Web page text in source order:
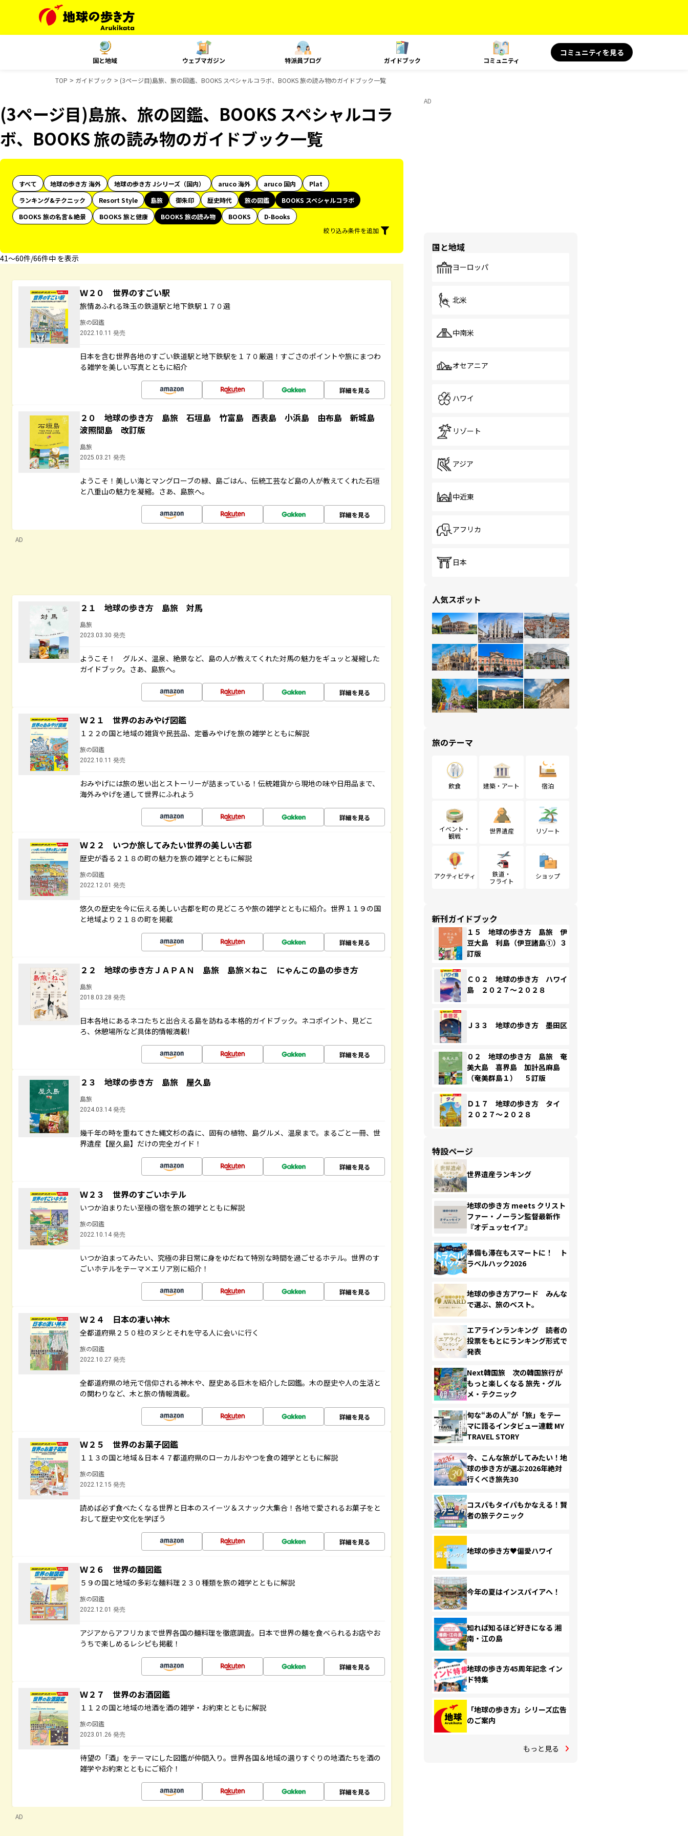
国と地域 ウェブマガジン 特派員ブログ ガイドブック コミュニティ
コミュニティを見る
TOP ガイドブック (3ページ目)島旅、旅の図鑑、BOOKS スペシャルコラボ、BOOKS 旅の読み物のガイドブック一覧
(3ページ目)島旅、旅の図鑑、BOOKS スペシャルコラ
ボ、BOOKS 旅の読み物のガイドブック一覧
すべて 地球の歩き方 海外 地球の歩き方 Jシリーズ（国内） aruco 海外 aruco 国内
Plat
ランキング&テクニック
Resort Style 島旅 御朱印 歴史時代 旅の図鑑
BOOKS スペシャルコラボ
BOOKS 旅の名言＆絶景
BOOKS 旅と健康 BOOKS 旅の読み物 BOOKS
D-Books
絞り込み条件を追加
41〜60件/66件中 を表示
Ｗ２０ 世界のすごい駅
旅情あふれる珠玉の鉄道駅と地下鉄駅１７０選
旅の図鑑
2022.10.11 発売
日本を含む世界各地のすごい鉄道駅と地下鉄駅を１７０厳選！すごさのポイントや旅にまつわ
る雑学を美しい写真とともに紹介
詳細を見る
２０ 地球の歩き方 島旅 石垣島 竹富島 西表島 小浜島 由布島 新城島
波照間島 改訂版
島旅
2025.03.21 発売
ようこそ！美しい海とマングローブの緑、島ごはん、伝統工芸など島の人が教えてくれた石垣
と八重山の魅力を凝縮。さあ、島旅へ。
詳細を見る
AD
２１ 地球の歩き方 島旅 対馬
島旅
2023.03.30 発売
ようこそ！ グルメ、温泉、絶景など、島の人が教えてくれた対馬の魅力をギュッと凝縮した
ガイドブック。さあ、島旅へ。
詳細を見る
Ｗ２１ 世界のおみやげ図鑑
１２２の国と地域の雑貨や民芸品、定番みやげを旅の雑学とともに解説
旅の図鑑
2022.10.11 発売
おみやげには旅の思い出とストーリーが詰まっている！伝統雑貨から現地の味や日用品まで、
海外みやげを通して世界にふれよう
詳細を見る
Ｗ２２ いつか旅してみたい世界の美しい古都
歴史が香る２１８の町の魅力を旅の雑学とともに解説
旅の図鑑
2022.12.01 発売
悠久の歴史を今に伝える美しい古都を町の見どころや旅の雑学とともに紹介。世界１１９の国
と地域より２１８の町を掲載
詳細を見る
２２ 地球の歩き方ＪＡＰＡＮ 島旅 島旅×ねこ にゃんこの島の歩き方
島旅
2018.03.28 発売
日本各地にあるネコたちと出合える島を訪ねる本格的ガイドブック。ネコポイント、見どこ
ろ、休憩場所など具体的情報満載!
詳細を見る
２３ 地球の歩き方 島旅 屋久島
島旅
2024.03.14 発売
幾千年の時を重ねてきた縄文杉の森に、固有の植物、島グルメ、温泉まで。まるごと一冊、世
界遺産【屋久島】だけの完全ガイド！
詳細を見る
Ｗ２３ 世界のすごいホテル
いつか泊まりたい至極の宿を旅の雑学とともに解説
旅の図鑑
2022.10.14 発売
いつか泊まってみたい、究極の非日常に身をゆだねて特別な時間を過ごせるホテル。世界のす
ごいホテルをテーマ×エリア別に紹介！
詳細を見る
Ｗ２４ 日本の凄い神木
全都道府県２５０柱のヌシとそれを守る人に会いに行く
旅の図鑑
2022.10.27 発売
全都道府県の地元で信仰される神木や、歴史ある巨木を紹介した図鑑。木の歴史や人の生活と
の関わりなど、木と旅の情報満載。
詳細を見る
Ｗ２５ 世界のお菓子図鑑
１１３の国と地域＆日本４７都道府県のローカルおやつを食の雑学とともに解説
旅の図鑑
2022.12.15 発売
読めば必ず食べたくなる世界と日本のスイーツ＆スナック大集合！各地で愛されるお菓子をと
おして歴史や文化を学ぼう
詳細を見る
Ｗ２６ 世界の麺図鑑
５９の国と地域の多彩な麺料理２３０種類を旅の雑学とともに解説
旅の図鑑
2022.12.01 発売
アジアからアフリカまで世界各国の麺料理を徹底調査。日本で世界の麺を食べられるお店やお
うちで楽しめるレシピも掲載！
詳細を見る
Ｗ２７ 世界のお酒図鑑
１１２の国と地域の地酒を酒の雑学・お約束とともに解説
旅の図鑑
2023.01.26 発売
待望の「酒」をテーマにした図鑑が仲間入り。世界各国＆地域の選りすぐりの地酒たちを酒の
雑学やお約束とともにご紹介！
詳細を見る
AD
AD
国と地域
ヨーロッパ
北米
中南米
オセアニア
ハワイ
リゾート
アジア
中近東
アフリカ
日本
人気スポット
旅のテーマ
飲食 建築・アート 宿泊
イベント・
観戦
世界遺産 リゾート
アクティビティ
鉄道・
フライト
ショップ
新刊ガイドブック
１５ 地球の歩き方 島旅 伊
豆大島 利島（伊豆諸島①）３
訂版
Ｃ０２ 地球の歩き方 ハワイ
島 ２０２７～２０２８
Ｊ３３ 地球の歩き方 墨田区
０２ 地球の歩き方 島旅 奄
美大島 喜界島 加計呂麻島
（奄美群島１） ５訂版
Ｄ１７ 地球の歩き方 タイ
２０２７～２０２８
特設ページ
世界遺産ランキング
地球の歩き方 meets クリスト
ファー・ノーラン監督最新作
『オデュッセイア』
準備も滞在もスマートに！ ト
ラベルハック2026
地球の歩き方アワード みんな
で選ぶ、旅のベスト。
エアラインランキング 読者の
投票をもとにランキング形式で
発表
Next韓国旅 次の韓国旅行が
もっと楽しくなる 旅先・グル
メ・テクニック
旬な“あの人”が「旅」をテー
マに語るインタビュー連載 MY
TRAVEL STORY
今、こんな旅がしてみたい！地
球の歩き方が選ぶ2026年絶対
行くべき旅先30
コスパもタイパもかなえる！賢
者の旅テクニック
地球の歩き方♥偏愛ハワイ
今年の夏はインスパイアへ！
知れば知るほど好きになる 湘
南・江の島
地球の歩き方45周年記念 イン
ド特集
「地球の歩き方」シリーズ広告
のご案内
もっと見る